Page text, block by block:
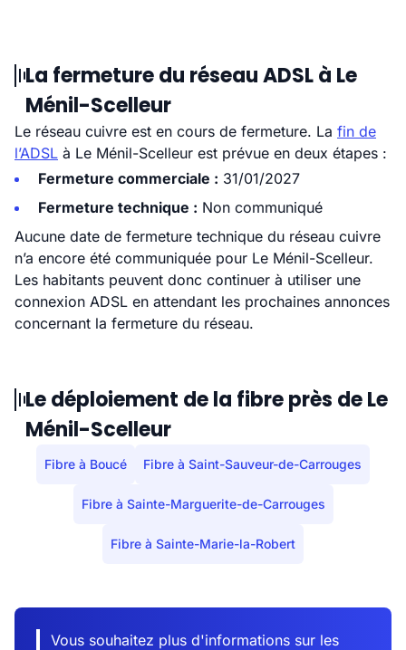
La fermeture du réseau ADSL à Le
Ménil-Scelleur
Le réseau cuivre est en cours de fermeture. La fin de
l’ADSL à Le Ménil-Scelleur est prévue en deux étapes :
Fermeture commerciale : 31/01/2027
Fermeture technique : Non communiqué
Aucune date de fermeture technique du réseau cuivre
n’a encore été communiquée pour Le Ménil-Scelleur.
Les habitants peuvent donc continuer à utiliser une
connexion ADSL en attendant les prochaines annonces
concernant la fermeture du réseau.
Le déploiement de la fibre près de Le
Ménil-Scelleur
Fibre à Boucé Fibre à Saint-Sauveur-de-Carrouges
Fibre à Sainte-Marguerite-de-Carrouges
Fibre à Sainte-Marie-la-Robert
Vous souhaitez plus d'informations sur les